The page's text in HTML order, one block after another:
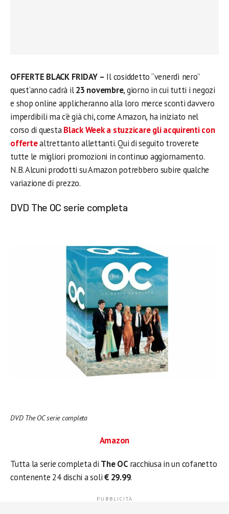
OFFERTE BLACK FRIDAY – Il cosiddetto “venerdì nero”
quest’anno cadrà il23 novembre, giorno in cui tutti i negozi
e shop online applicheranno alla loro merce sconti davvero
imperdibili ma c’è già chi, come Amazon, ha iniziato nel
corso di questaBlack Week a stuzzicare gli acquirenti con
offertealtrettanto allettanti. Qui di seguito troverete
tutte le migliori promozioni in continuo aggiornamento.
N.B. Alcuni prodotti su Amazon potrebbero subire qualche
variazione di prezzo.
DVD The OC serie completa
DVD The OC serie completa
Amazon
Tutta la serie completa di The OCracchiusa in un cofanetto
contenente 24 dischi a soli€ 29.99.